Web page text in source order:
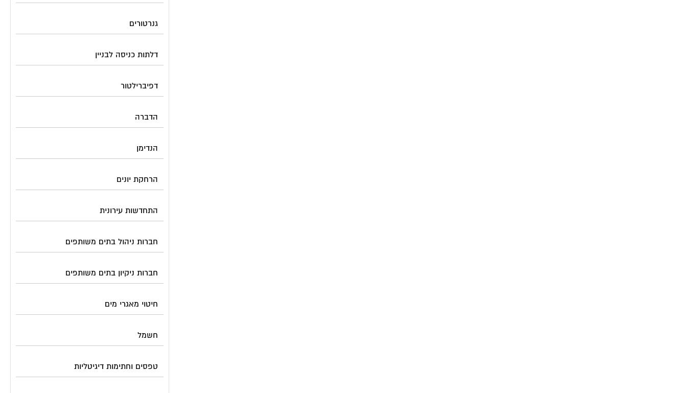
גנרטורים
דלתות כניסה לבניין
דפיברילטור
הדברה
הנדימן
הרחקת יונים
התחדשות עירונית
חברות ניהול בתים משותפים
חברות ניקיון בתים משותפים
חיטוי מאגרי מים
חשמל
טפסים וחתימות דיגיטליות